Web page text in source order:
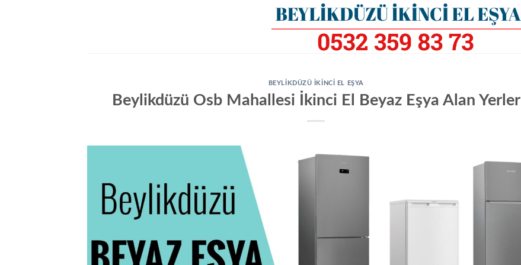
BEYLIKDÜZÜ İKINCI EL EŞYA
Beylikdüzü Osb Mahallesi İkinci El Beyaz Eşya Alan Yerler